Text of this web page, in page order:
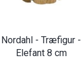
Nordahl - Træfigur -
Elefant 8 cm